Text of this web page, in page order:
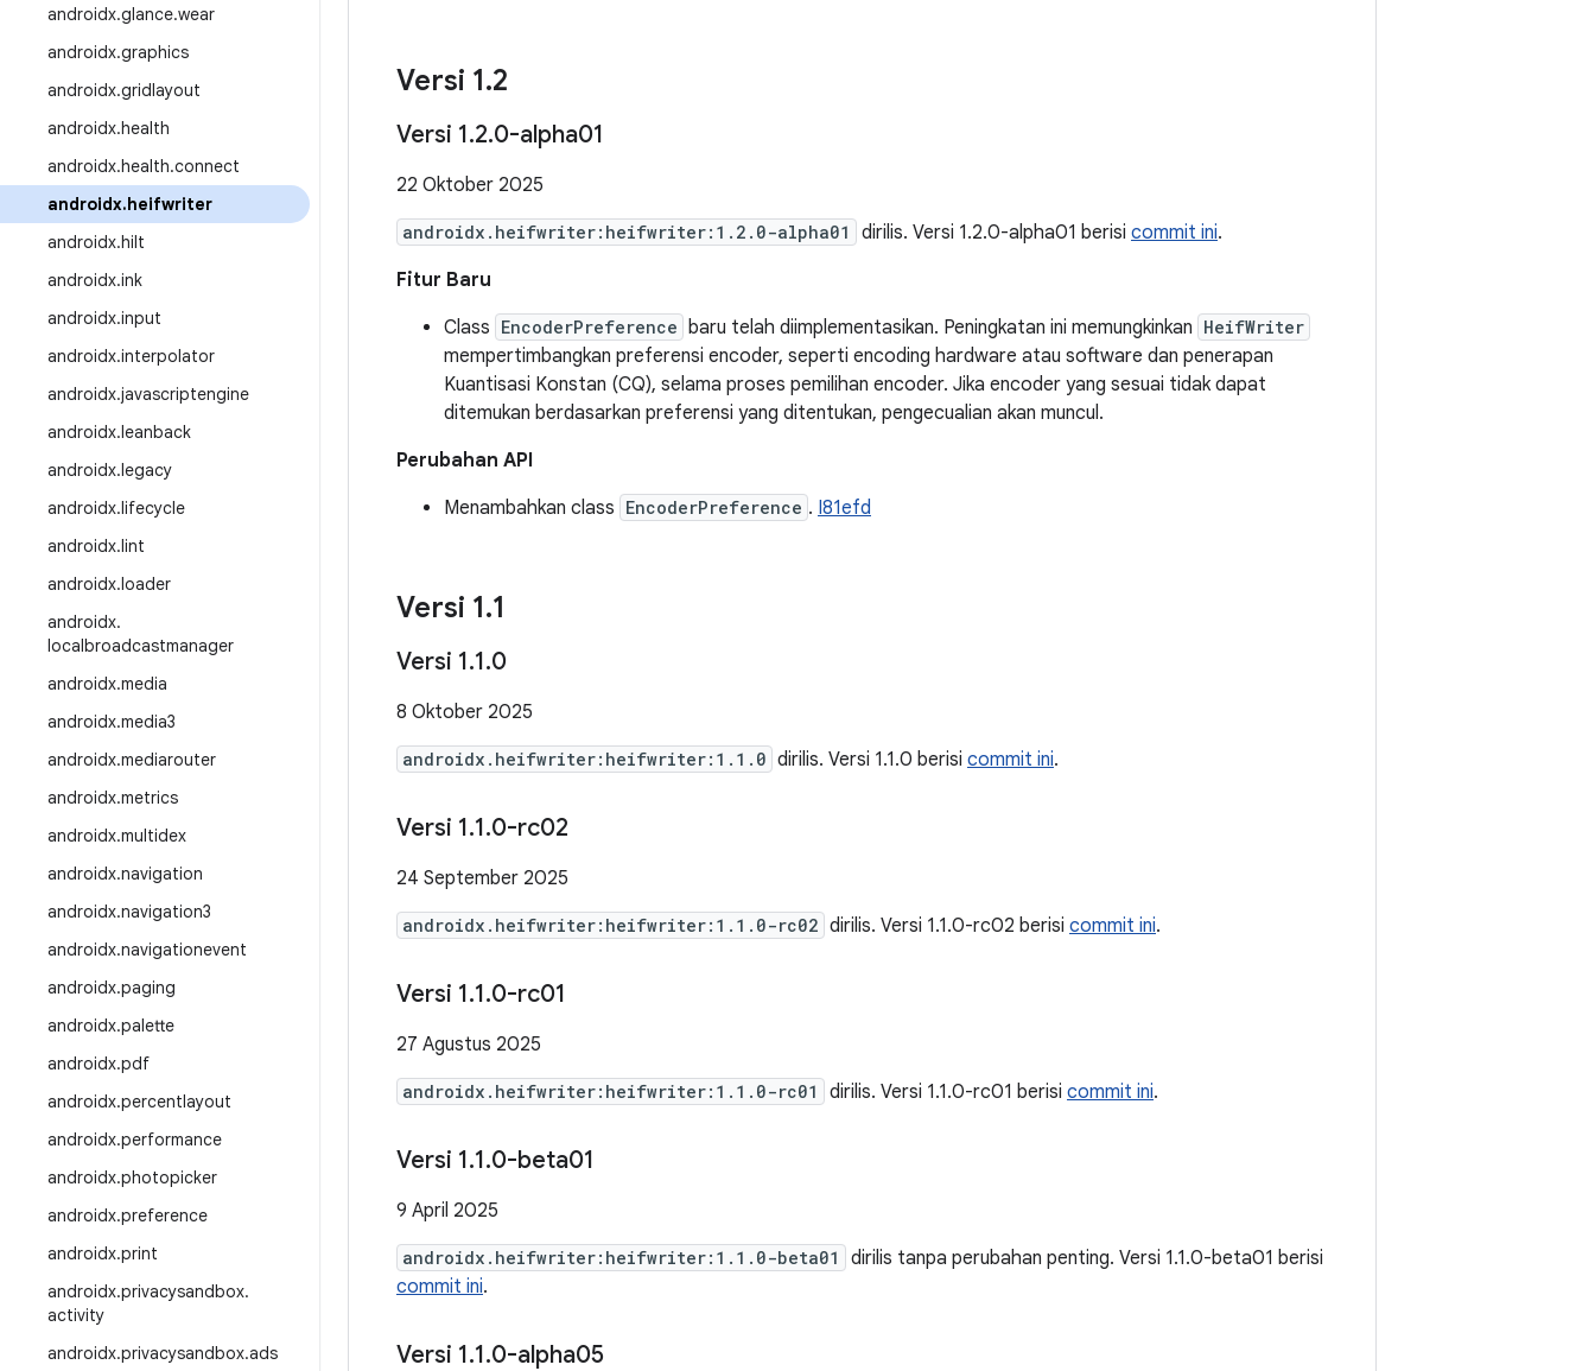
androidx.glance.wear
androidx.graphics
androidx.gridlayout
androidx.health
androidx.health.connect
androidx.heifwriter
androidx.hilt
androidx.ink
androidx.input
androidx.interpolator
androidx.javascriptengine
androidx.leanback
androidx.legacy
androidx.lifecycle
androidx.lint
androidx.loader
androidx.
localbroadcastmanager
androidx.media
androidx.media3
androidx.mediarouter
androidx.metrics
androidx.multidex
androidx.navigation
androidx.navigation3
androidx.navigationevent
androidx.paging
androidx.palette
androidx.pdf
androidx.percentlayout
androidx.performance
androidx.photopicker
androidx.preference
androidx.print
androidx.privacysandbox.
activity
androidx.privacysandbox.ads
Versi 1.2
Versi 1.2.0-alpha01
22 Oktober 2025
androidx.heifwriter:heifwriter:1.2.0-alpha01 dirilis. Versi 1.2.0-alpha01 berisi commit ini.
Fitur Baru
Class EncoderPreference baru telah diimplementasikan. Peningkatan ini memungkinkan HeifWriter
mempertimbangkan preferensi encoder, seperti encoding hardware atau software dan penerapan
Kuantisasi Konstan (CQ), selama proses pemilihan encoder. Jika encoder yang sesuai tidak dapat
ditemukan berdasarkan preferensi yang ditentukan, pengecualian akan muncul.
Perubahan API
Menambahkan class EncoderPreference . I81efd
Versi 1.1
Versi 1.1.0
8 Oktober 2025
androidx.heifwriter:heifwriter:1.1.0 dirilis. Versi 1.1.0 berisi commit ini.
Versi 1.1.0-rc02
24 September 2025
androidx.heifwriter:heifwriter:1.1.0-rc02 dirilis. Versi 1.1.0-rc02 berisi commit ini.
Versi 1.1.0-rc01
27 Agustus 2025
androidx.heifwriter:heifwriter:1.1.0-rc01 dirilis. Versi 1.1.0-rc01 berisi commit ini.
Versi 1.1.0-beta01
9 April 2025
androidx.heifwriter:heifwriter:1.1.0-beta01
dirilis tanpa perubahan penting. Versi 1.1.0-beta01 berisi
commit ini.
Versi 1.1.0-alpha05